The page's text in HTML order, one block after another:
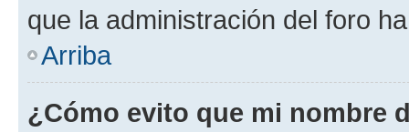
que la administración del foro
Arriba
¿Cómo evito que mi nombre